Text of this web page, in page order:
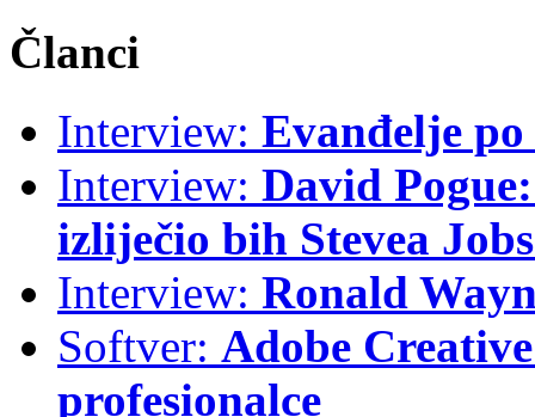
Članci
Interview: Evanđelje
Interview: David
izliječio bih Stevea
Interview: Ronald
Softver: Adobe
profesionalce